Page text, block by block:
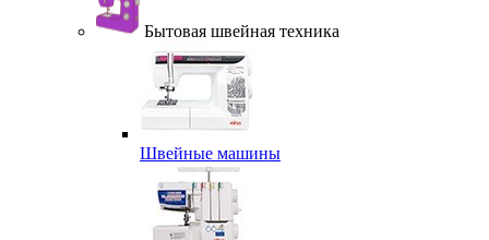
Бытовая швейная техника
Швейные машины